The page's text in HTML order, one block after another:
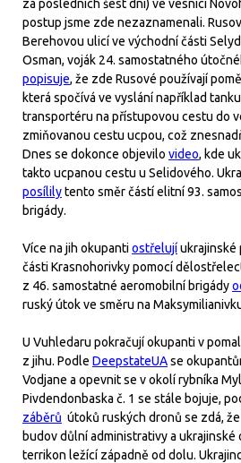
za posledních šest dní) ve vesnici
postup jsme zde nezaznamenali.
Berehovou ulicí ve východní části
Osman, voják 24. samostatného
popisuje, že zde Rusové používají
která spočívá ve vyslání například
transportéru na přístupovou cestu do
zmiňovanou cestu ucpou, což
Dnes se dokonce objevilo video, kde
takto ucpanou cestu u Selidového.
posílilytento směr částí elitní 93.
brigády.
Více na jih okupantiostřelujíukrajinské
části Krasnohorivky pomocí
z 46. samostatné aeromobilní brigády
ruský útok ve směru na
U Vuhledaru pokračují okupanti v
z jihu. Podle DeepstateUAse
Vodjane a opevnit se v okolí rybníka
Pivdendonbaska č. 1 se stále bojuje,
záběrů útoků ruských dronů se zdá,
budov důlní administrativy a
terrikon ležící západně od dolu.